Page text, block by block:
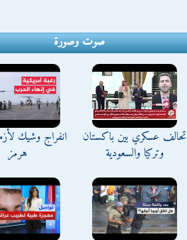
صوت وصورة
تحالف عسكري بين باكستان
وتركيا والسعودية
انفراج وشيك
هرمز